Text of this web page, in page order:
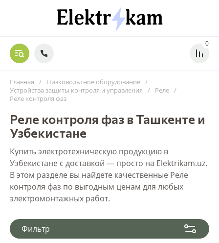
0
Главная / Низковольтное оборудование /
Устройства защиты контроля и управления
/ Реле /
Реле контроля фаз
Реле контроля фаз в Ташкенте и
Узбекистане
Купить электротехническую продукцию в
Узбекистане с доставкой — просто на Elektrikam.uz.
В этом разделе вы найдете качественные Реле
контроля фаз по выгодным ценам для любых
электромонтажных работ.
Фильтр